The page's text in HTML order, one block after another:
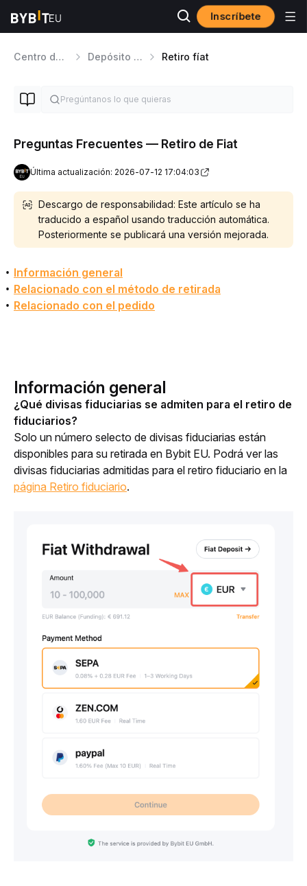
Inscríbete
Centro de ayuda Depósito y Retiro Fiat Retiro fíat
Preguntas Frecuentes — Retiro de Fiat
Última actualización: 2026-07-12 17:04:03
Descargo de responsabilidad: Este artículo se ha
traducido a español usando traducción automática.
Posteriormente se publicará una versión mejorada.
Información general
Relacionado con el método de retirada
Relacionado con el pedido
Información general
¿Qué divisas fiduciarias se admiten para el retiro de
fiduciarios?
Solo un número selecto de divisas fiduciarias están
disponibles para su retirada en Bybit EU. Podrá ver las
página Retiro fiduciario.